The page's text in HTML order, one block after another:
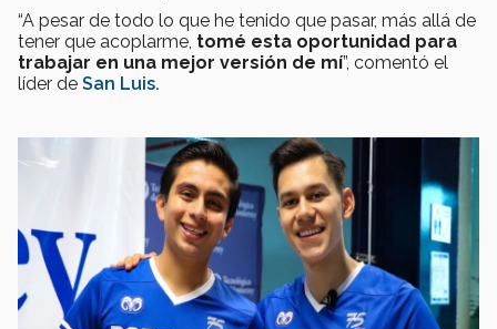
“A pesar de todo lo que he tenido que pasar, más allá de
tener que acoplarme, tomé esta oportunidad para
trabajar en una mejor versión de mí”, comentó el
líder de San Luis.